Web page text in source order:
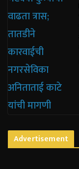
Advertisement